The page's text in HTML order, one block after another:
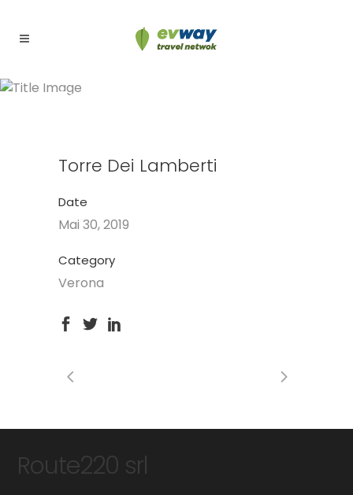
Torre dei Lamberti
Torre Dei Lamberti
Date
Mai 30, 2019
Category
Verona
Route220 srl